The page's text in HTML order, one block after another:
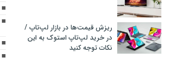
ریزش قیمت‌ها در بازار لپ‌تاپ /
در خرید لپ‌تاپ استوک به این
نکات توجه کنید